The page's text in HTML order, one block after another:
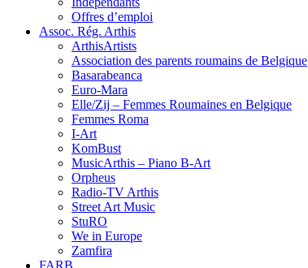
Offres d’emploi
Assoc. Rég. Arthis
ArthisArtists
Association des parents roumains de Belgique
Basarabeanca
Euro-Mara
Elle/Zij – Femmes Roumaines en Belgique
Femmes Roma
I-Art
KomBust
MusicArthis – Piano B-Art
Orpheus
Radio-TV Arthis
Street Art Music
StuRO
We in Europe
Zamfira
FARB